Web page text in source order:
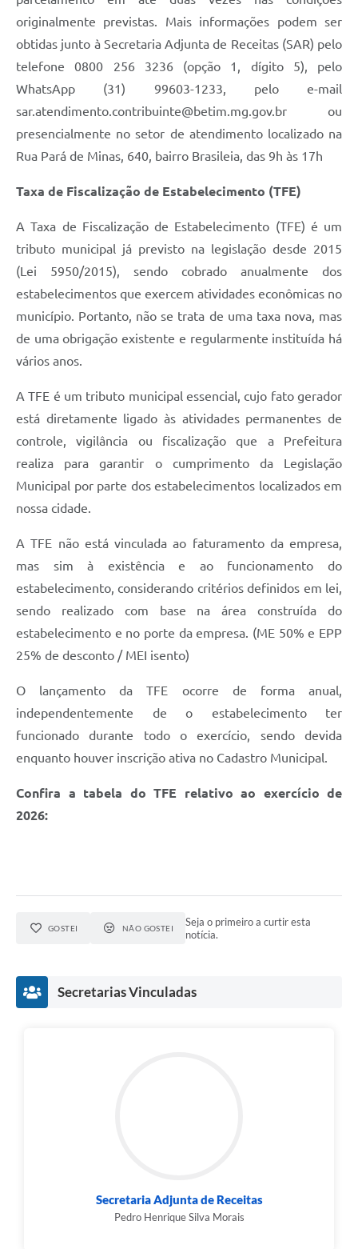
originalmente previstas. Mais informações podem ser
obtidas junto à Secretaria Adjunta de Receitas (SAR) pelo
telefone 0800 256 3236 (opção 1, dígito 5), pelo
WhatsApp (31) 99603-1233, pelo e-mail
sar.atendimento.contribuinte@betim.mg.gov.br ou
presencialmente no setor de atendimento localizado na
Rua Pará de Minas, 640, bairro Brasileia, das 9h às 17h
Taxa de Fiscalização de Estabelecimento (TFE)
A Taxa de Fiscalização de Estabelecimento (TFE) é um
tributo municipal já previsto na legislação desde 2015
(Lei 5950/2015), sendo cobrado anualmente dos
estabelecimentos que exercem atividades econômicas no
município. Portanto, não se trata de uma taxa nova, mas
de uma obrigação existente e regularmente instituída há
vários anos.
A TFE é um tributo municipal essencial, cujo fato gerador
está diretamente ligado às atividades permanentes de
controle, vigilância ou fiscalização que a Prefeitura
realiza para garantir o cumprimento da Legislação
Municipal por parte dos estabelecimentos localizados em
nossa cidade.
A TFE não está vinculada ao faturamento da empresa,
mas sim à existência e ao funcionamento do
estabelecimento, considerando critérios definidos em lei,
sendo realizado com base na área construída do
estabelecimento e no porte da empresa. (ME 50% e EPP
25% de desconto / MEI isento)
O lançamento da TFE ocorre de forma anual,
independentemente de o estabelecimento ter
funcionado durante todo o exercício, sendo devida
enquanto houver inscrição ativa no Cadastro Municipal.
Confira a tabela do TFE relativo ao exercício de
2026:
GOSTEI NÃO GOSTEI
Seja o primeiro a curtir esta
notícia.
Secretarias Vinculadas
Secretaria Adjunta de Receitas
Pedro Henrique Silva Morais